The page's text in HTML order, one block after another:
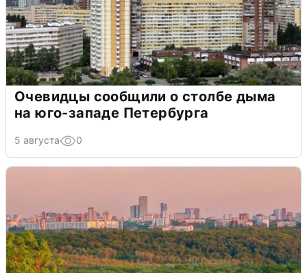
Очевидцы сообщили о столбе дыма
на юго-западе Петербурга
5 августа 0